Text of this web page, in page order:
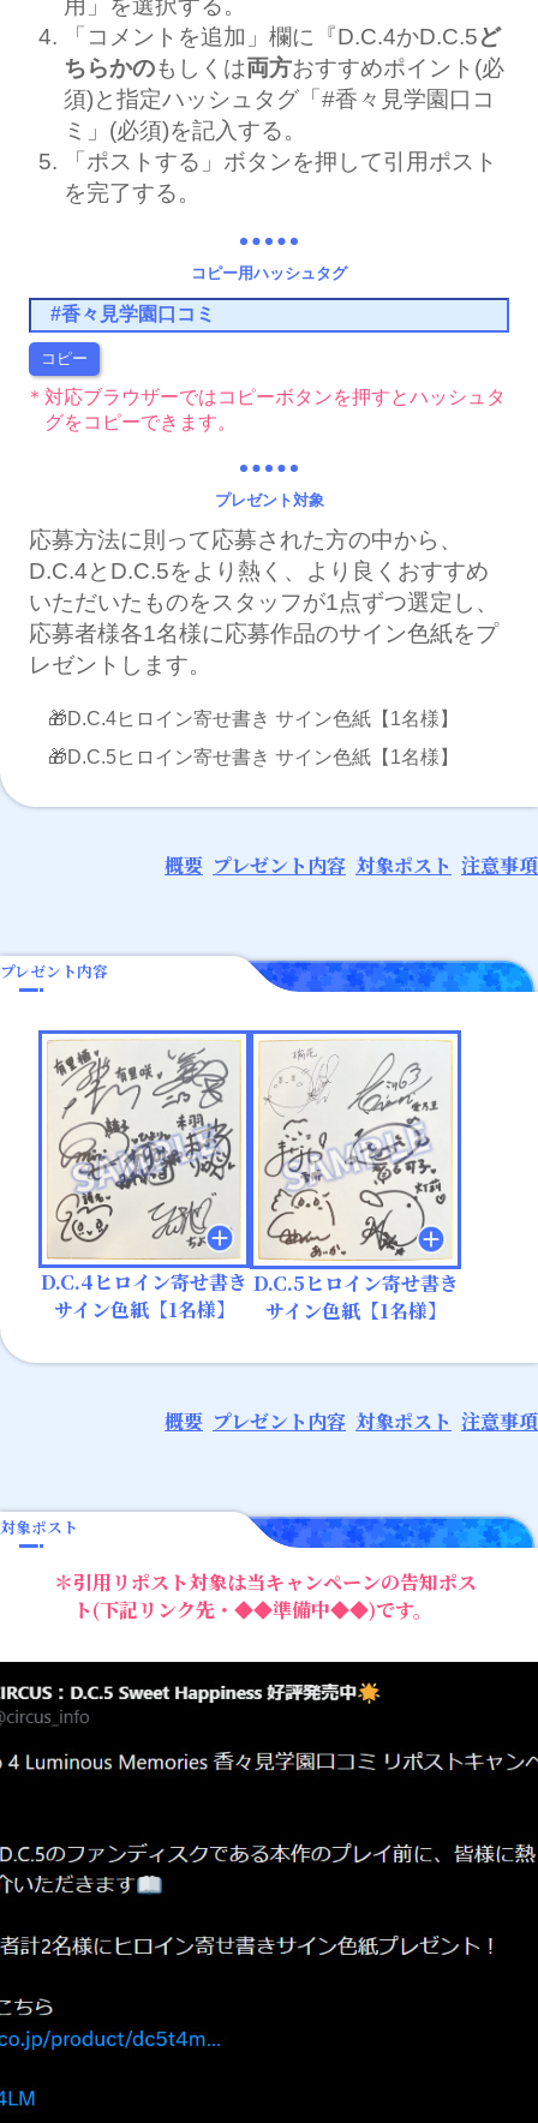
用」を選択する。
「コメントを追加」欄に『D.C.4かD.C.5ど
ちらかのもしくは両方おすすめポイント(必
須)と指定ハッシュタグ「#香々見学園口コ
ミ」(必須)を記入する。
「ポストする」ボタンを押して引用ポスト
を完了する。
コピー用ハッシュタグ
コピー
対応ブラウザーではコピーボタンを押すとハッシュタ
グをコピーできます。
プレゼント対象
応募方法に則って応募された方の中から、
D.C.4とD.C.5をより熱く、より良くおすすめ
いただいたものをスタッフが1点ずつ選定し、
応募者様各1名様に応募作品のサイン色紙をプ
レゼントします。
D.C.4ヒロイン寄せ書き サイン色紙【1名様】
D.C.5ヒロイン寄せ書き サイン色紙【1名様】
概要 プレゼント内容 対象ポスト 注意事項
プレゼント内容
D.C.4ヒロイン寄せ書き
サイン色紙【1名様】
D.C.5ヒロイン寄せ書き
サイン色紙【1名様】
概要 プレゼント内容 対象ポスト 注意事項
対象ポスト
引用リポスト対象は当キャンペーンの告知ポス
ト(下記リンク先・◆◆準備中◆◆)です。